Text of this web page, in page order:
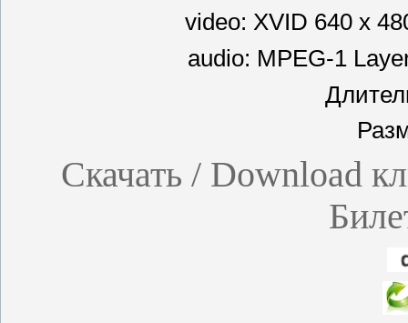
video: XVID 640 x
audio: MPEG-1
Скачать / Download